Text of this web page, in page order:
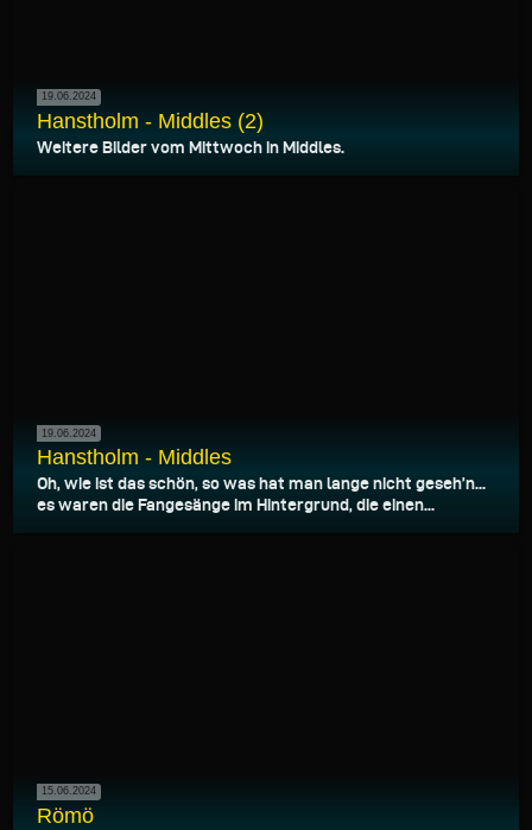
19.06.2024
Hanstholm - Middles (2)
Weitere Bilder vom Mittwoch in Middles.
19.06.2024
Hanstholm - Middles
Oh, wie ist das schön, so was hat man lange nicht geseh’n...
es waren die Fangesänge im Hintergrund, die einen...
15.06.2024
Römö